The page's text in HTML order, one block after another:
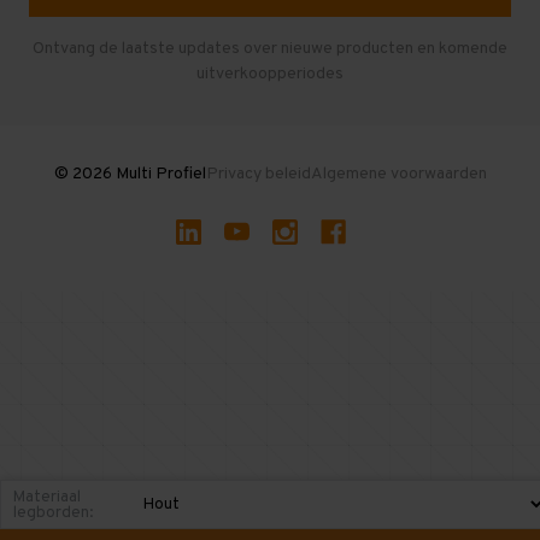
Gebruikte entresolvloeren
Ontvang de laatste updates over nieuwe producten en komende
uitverkoopperiodes
© 2026 Multi ProfielPrivacy beleidAlgemene voorwaarden
Materiaal
legborden: